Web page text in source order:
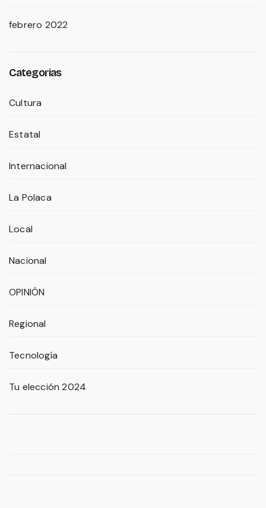
febrero 2022
Categorias
Cultura
Estatal
Internacional
La Polaca
Local
Nacional
OPINIÓN
Regional
Tecnología
Tu elección 2024